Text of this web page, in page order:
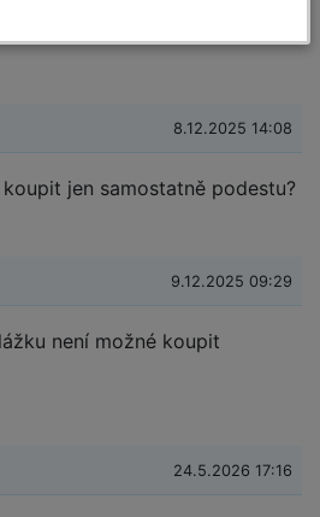
8.12.2025 14:08
jen samostatně podestu?
9.12.2025 09:29
není možné koupit
24.5.2026 17:16